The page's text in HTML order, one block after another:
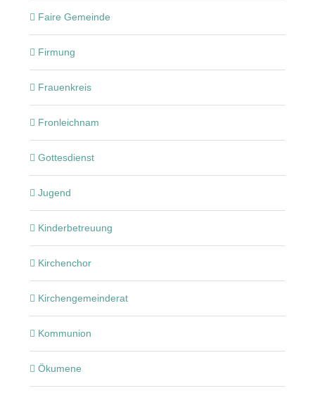
Faire Gemeinde
Firmung
Frauenkreis
Fronleichnam
Gottesdienst
Jugend
Kinderbetreuung
Kirchenchor
Kirchengemeinderat
Kommunion
Ökumene